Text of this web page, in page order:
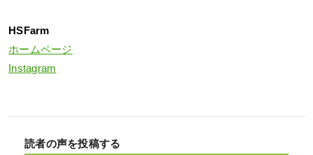
HSFarm
ホームページ
Instagram
読者の声を投稿する